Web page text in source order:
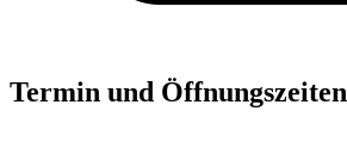
Termin und Öffnungszeiten